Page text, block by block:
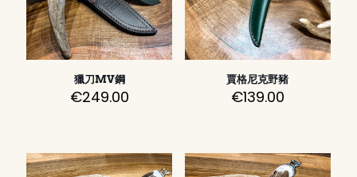
獵刀MV鋼
€249.00
賈格尼克野豬
€139.00